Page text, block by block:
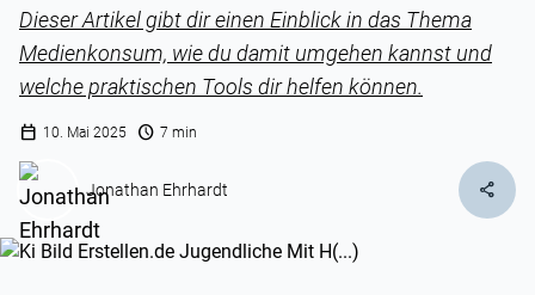
Dieser Artikel gibt dir einen Einblick in das Thema
Medienkonsum, wie du damit umgehen kannst und
welche praktischen Tools dir helfen können.
calendar_today 10. Mai 2025 schedule 7 min
Jonathan Ehrhardt share